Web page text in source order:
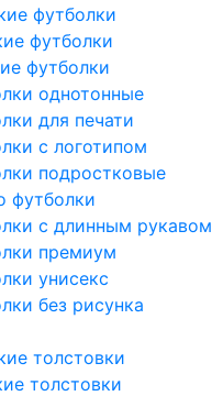
футболки
футболки
футболки
однотонные
для печати
с логотипом
подростковые
футболки
с длинным рукавом
премиум
унисекс
без рисунка
толстовки
толстовки